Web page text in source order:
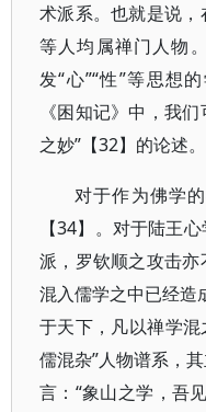
术派系。也就是说
等人均属禅门人物
发“心”“性”等思想
《困知记》中，我
之妙”【32】的论述。
对于作为佛学
【34】。对于陆王
派，罗钦顺之攻击
混入儒学之中已经造
于天下，凡以禅学混
儒混杂”人物谱系，
言：“象山之学，吾